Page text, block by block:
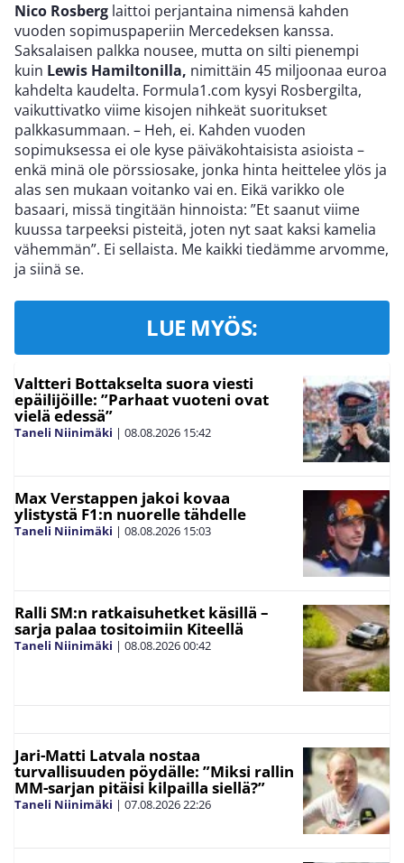
Nico Rosberg laittoi perjantaina nimensä kahden
vuoden sopimuspaperiin Mercedeksen kanssa.
Saksalaisen palkka nousee, mutta on silti pienempi
kuin Lewis Hamiltonilla, nimittäin 45 miljoonaa euroa
kahdelta kaudelta. Formula1.com kysyi Rosbergilta,
vaikuttivatko viime kisojen nihkeät suoritukset
palkkasummaan. – Heh, ei. Kahden vuoden
sopimuksessa ei ole kyse päiväkohtaisista asioista –
enkä minä ole pörssiosake, jonka hinta heittelee ylös ja
alas sen mukaan voitanko vai en. Eikä varikko ole
basaari, missä tingitään hinnoista: ”Et saanut viime
kuussa tarpeeksi pisteitä, joten nyt saat kaksi kamelia
vähemmän”. Ei sellaista. Me kaikki tiedämme arvomme,
ja siinä se.
LUE MYÖS:
Valtteri Bottakselta suora viesti
epäilijöille: ”Parhaat vuoteni ovat
vielä edessä”
Taneli Niinimäki | 08.08.2026 15:42
Max Verstappen jakoi kovaa
ylistystä F1:n nuorelle tähdelle
Taneli Niinimäki | 08.08.2026 15:03
Ralli SM:n ratkaisuhetket käsillä –
sarja palaa tositoimiin Kiteellä
Taneli Niinimäki | 08.08.202600:42
Jari-Matti Latvala nostaa
turvallisuuden pöydälle: ”Miksi rallin
MM-sarjan pitäisi kilpailla siellä?”
Taneli Niinimäki | 07.08.202622:26